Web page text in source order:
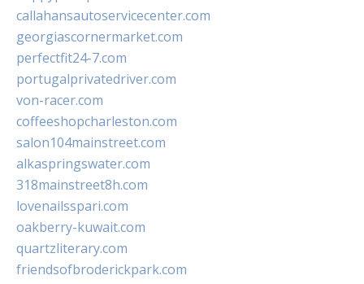
callahansautoservicecenter.com
georgiascornermarket.com
perfectfit24-7.com
portugalprivatedriver.com
von-racer.com
coffeeshopcharleston.com
salon104mainstreet.com
alkaspringswater.com
318mainstreet8h.com
lovenailsspari.com
oakberry-kuwait.com
quartzliterary.com
friendsofbroderickpark.com